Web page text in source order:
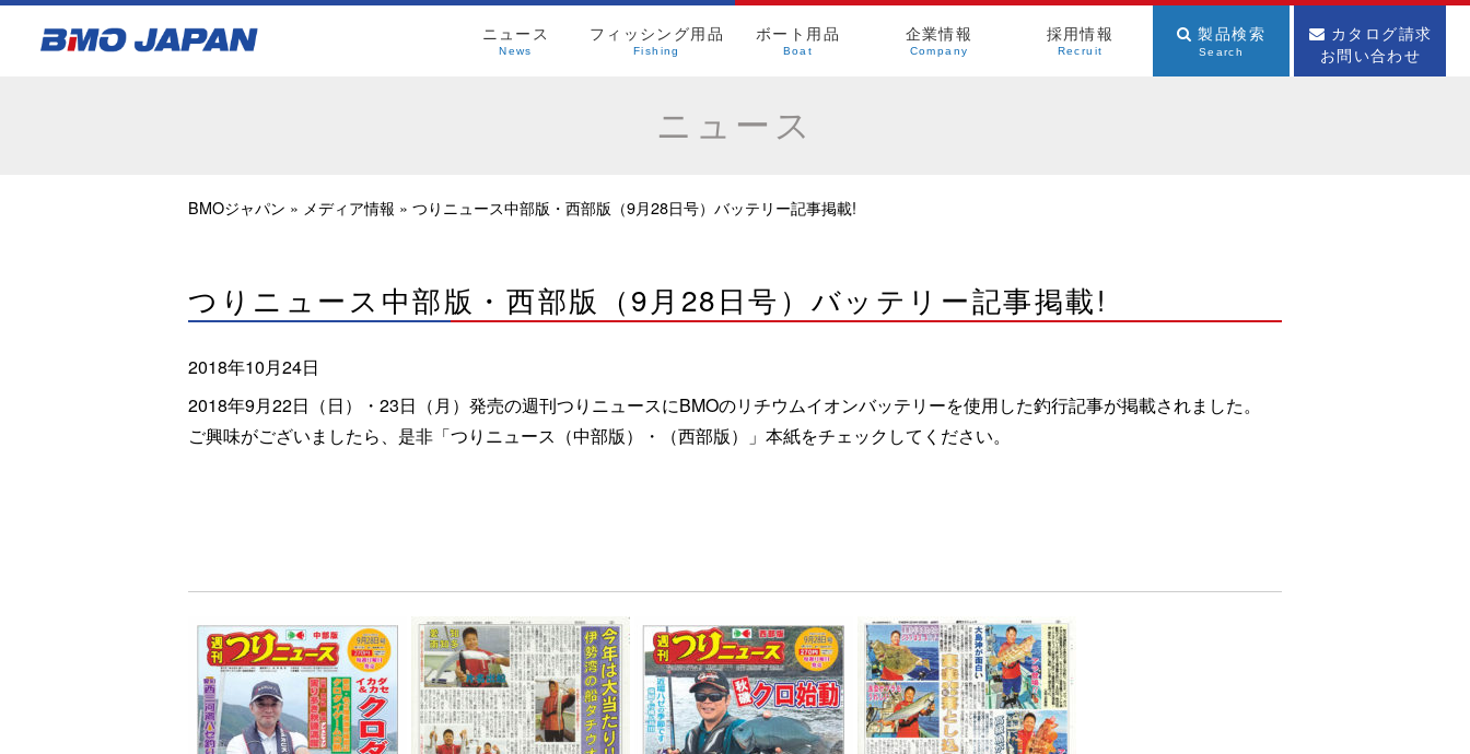
ニュース
News
フィッシング用品
Fishing
ボート用品
Boat
企業情報
Company
採用情報
Recruit
製品検索
Search
カタログ請求
お問い合わせ
ニュース
BMOジャパン » メディア情報 » つりニュース中部版・西部版（9月28日号）バッテリー記事掲載!
つりニュース中部版・西部版（9月28日号）バッテリー記事掲載!
2018年10月24日
2018年9月22日（日）・23日（月）発売の週刊つりニュースにBMOのリチウムイオンバッテリーを使用した釣行記事が掲載されました。
ご興味がございましたら、是非「つりニュース（中部版）・（西部版）」本紙をチェックしてください。